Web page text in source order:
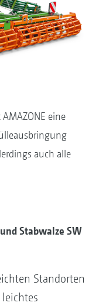
eine
auch alle
Stabwalze SW
Standorten